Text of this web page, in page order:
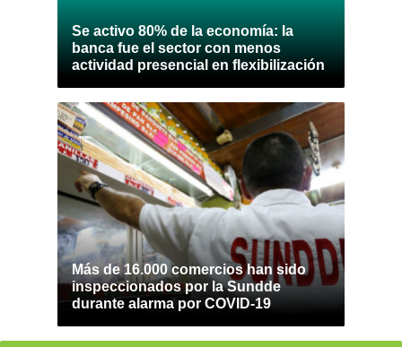
Se activo 80% de la economía: la
banca fue el sector con menos
actividad presencial en flexibilización
Más de 16.000 comercios han sido
inspeccionados por la Sundde
durante alarma por COVID-19